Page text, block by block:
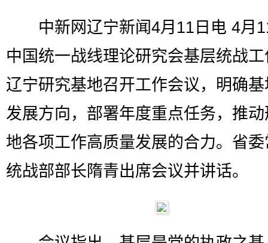
中新网辽宁新闻4月11日电 4月
中国统一战线理论研究会基层统战
辽宁研究基地召开工作会议，明确
发展方向，部署年度重点任务，推
地各项工作高质量发展的合力。省
统战部部长隋青出席会议并讲话。